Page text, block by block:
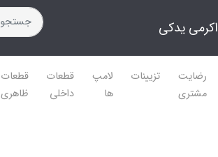
اکرمی یدکی
رضایت
مشتری
تزیینات
لامپ
ها
قطعات
داخلی
قطعات
ظاهری